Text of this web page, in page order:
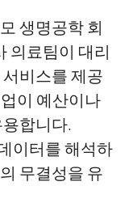
생명공학 회
의료팀이 대리
비스를 제공
이 예산이나
합니다.
이터를 해석하
무결성을 유